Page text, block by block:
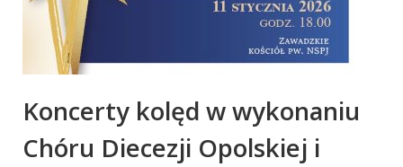
Koncerty kolęd w wykonaniu
Chóru Diecezji Opolskiej i